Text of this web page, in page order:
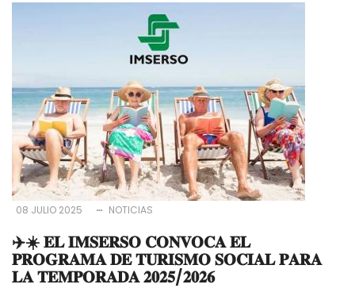
08 JULIO 2025 NOTICIAS
✈️☀️ 𝐄𝐋 𝐈𝐌𝐒𝐄𝐑𝐒𝐎 𝐂𝐎𝐍𝐕𝐎𝐂𝐀 𝐄𝐋
𝐏𝐑𝐎𝐆𝐑𝐀𝐌𝐀 𝐃𝐄 𝐓𝐔𝐑𝐈𝐒𝐌𝐎 𝐒𝐎𝐂𝐈𝐀𝐋 𝐏𝐀𝐑𝐀
𝐋𝐀 𝐓𝐄𝐌𝐏𝐎𝐑𝐀𝐃𝐀 𝟐𝟎𝟐𝟓/𝟐𝟎𝟐𝟔